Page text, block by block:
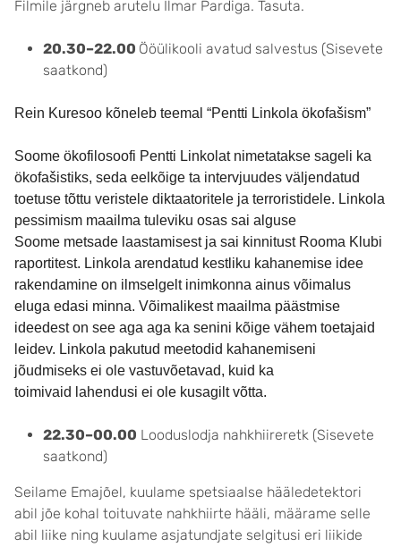
Filmile järgneb arutelu Ilmar Pardiga. Tasuta.
20.30–22.00 Ööülikooli avatud salvestus (Sisevete
saatkond)
Rein Kuresoo kõneleb teemal “Pentti Linkola ökofašism”
Soome ökofilosoofi Pentti Linkolat nimetatakse sageli ka
ökofašistiks, seda eelkõige ta intervjuudes väljendatud
toetuse tõttu veristele diktaatoritele ja terroristidele. Linkola
pessimism maailma tuleviku osas sai alguse
Soome metsade laastamisest ja sai kinnitust Rooma Klubi
raportitest. Linkola arendatud kestliku kahanemise idee
rakendamine on ilmselgelt inimkonna ainus võimalus
eluga edasi minna. Võimalikest maailma päästmise
ideedest on see aga aga ka senini kõige vähem toetajaid
leidev. Linkola pakutud meetodid kahanemiseni
jõudmiseks ei ole vastuvõetavad, kuid ka
toimivaid lahendusi ei ole kusagilt võtta.
22.30–00.00 Looduslodja nahkhiireretk (Sisevete
saatkond)
Seilame Emajõel, kuulame spetsiaalse hääledetektori
abil jõe kohal toituvate nahkhiirte hääli, määrame selle
abil liike ning kuulame asjatundjate selgitusi eri liikide